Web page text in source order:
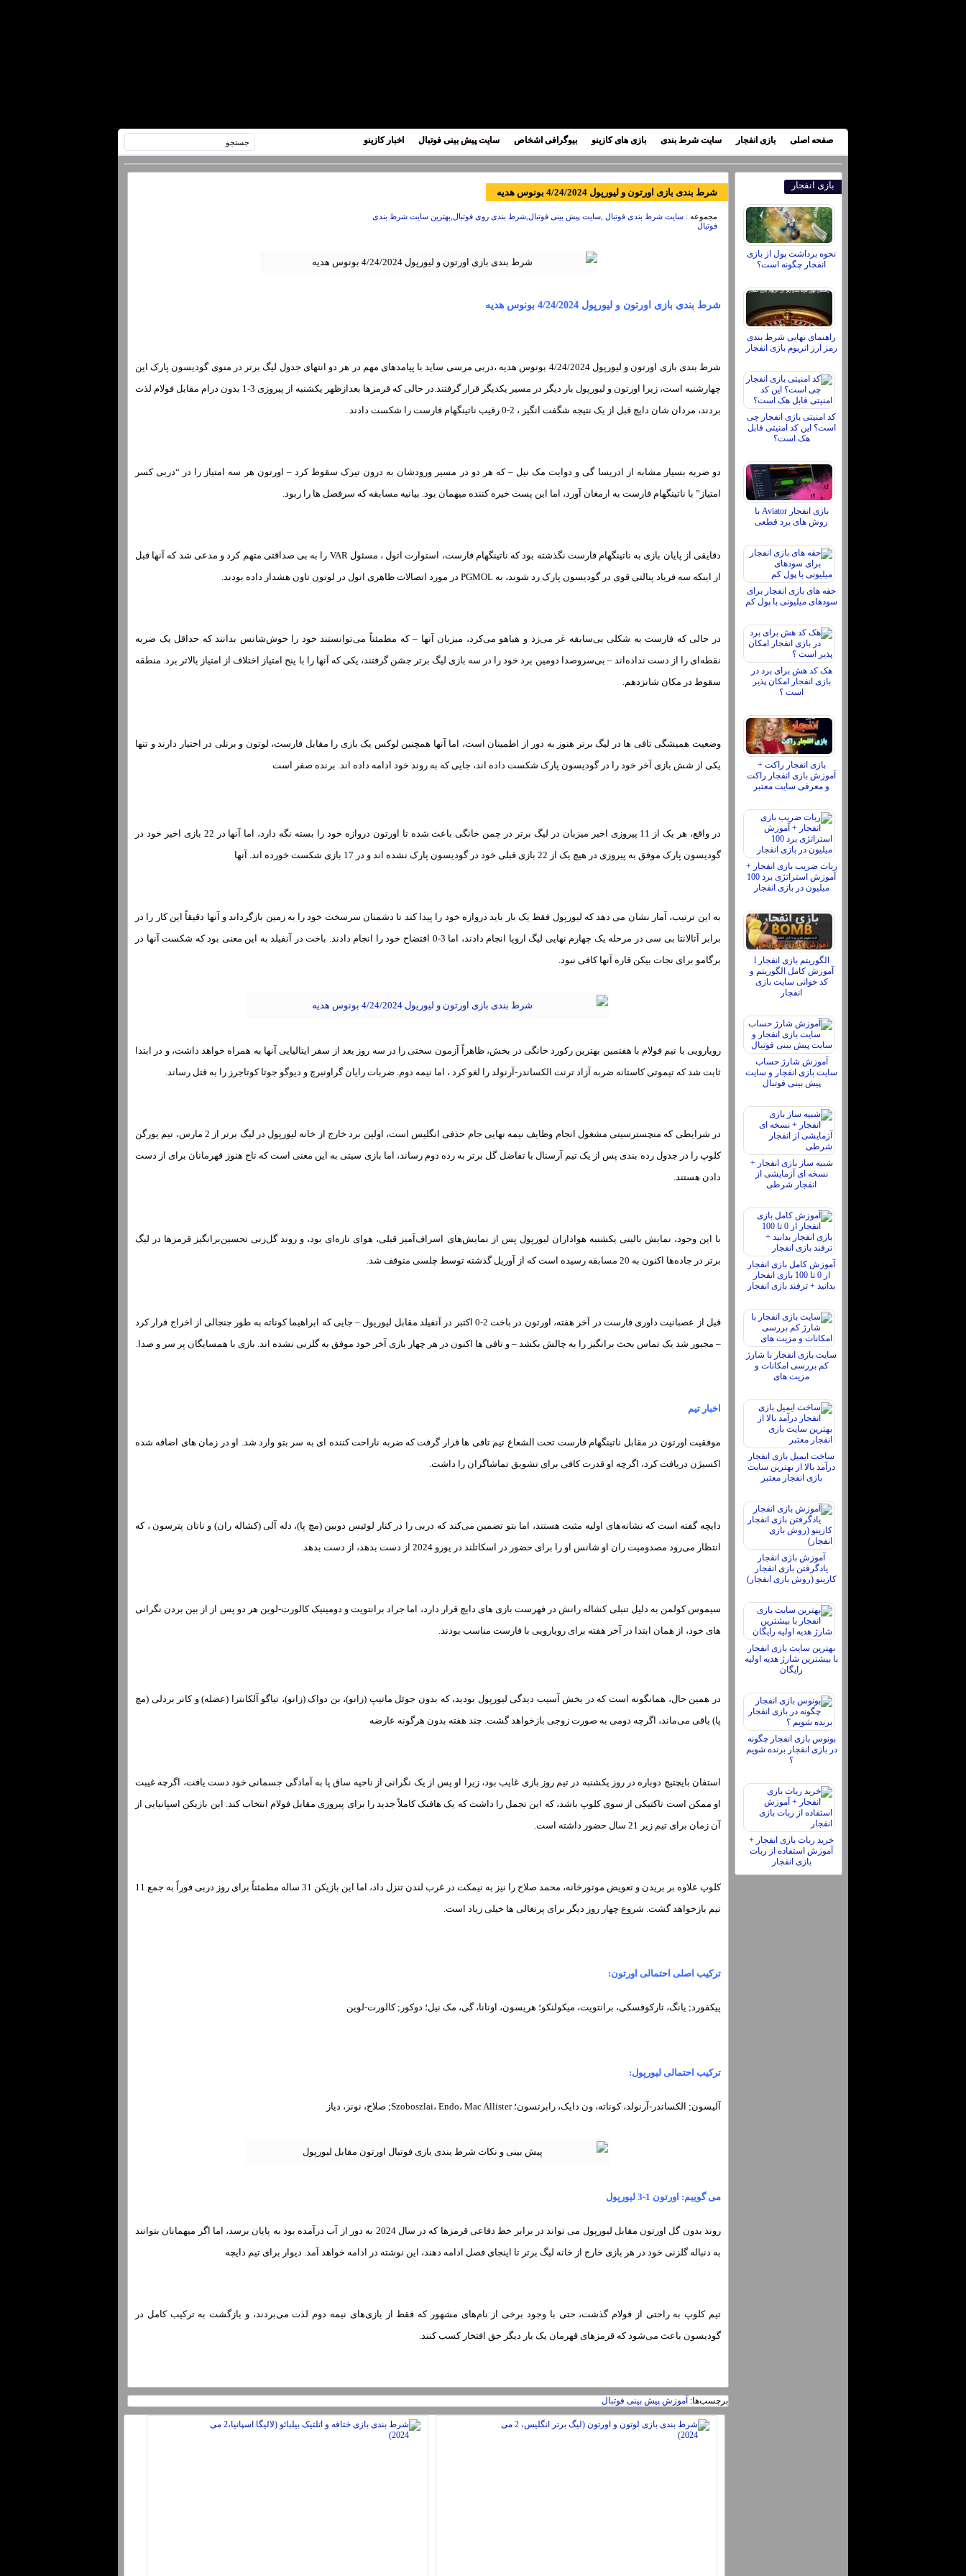
صفحه اصلی بازی انفجار سایت شرط بندی بازی های کازینو بیوگرافی اشخاص سایت پیش بینی فوتبال اخبار کازینو
بازی انفجار
نحوه برداشت پول از بازی
انفجار چگونه است؟
راهنمای نهایی شرط بندی
رمز ارز اتریوم بازی انفجار
کد امنیتی بازی انفجار چی
است؟ این کد امنیتی قابل
هک است؟
بازی انفجار Aviator با
روش های برد قطعی
حقه های بازی انفجار برای
سودهای میلیونی با پول کم
هک کد هش برای برد در
بازی انفجار امکان پذیر
است ؟
بازی انفجار راکت +
آموزش بازی انفجار راکت
و معرفی سایت معتبر
ربات ضریب بازی انفجار +
آموزش استراتژی برد 100
میلیون در بازی انفجار
الگوریتم بازی انفجار l
آموزش کامل الگوریتم و
کد خوانی سایت بازی
انفجار
آموزش شارژ حساب
سایت بازی انفجار و سایت
پیش بینی فوتبال
شبیه ساز بازی انفجار +
نسخه ای آزمایشی از
انفجار شرطی
آموزش کامل بازی انفجار
از 0 تا 100 بازی انفجار
بدانید + ترفند بازی انفجار
سایت بازی انفجار با شارژ
کم بررسی امکانات و
مزیت های
ساخت ایمیل بازی انفجار
درآمد بالا از بهترین سایت
بازی انفجار معتبر
آموزش بازی انفجار
یادگرفتن بازی انفجار
کازینو (روش بازی انفجار)
بهترین سایت بازی انفجار
با بیشترین شارژ هدیه اولیه
رایگان
بونوس بازی انفجار چگونه
در بازی انفجار برنده شویم
؟
خرید ربات بازی انفجار +
آموزش استفاده از ربات
بازی انفجار
شرط بندی بازی اورتون و لیورپول 4/24/2024 بونوس هدیه
مجموعه : سایت شرط بندی فوتبال ,سایت پیش بینی فوتبال,شرط بندی روی فوتبال,بهترین سایت شرط بندی
فوتبال
شرط بندی بازی اورتون و لیورپول 4/24/2024 بونوس هدیه
شرط بندی بازی اورتون و لیورپول 4/24/2024 بونوس هدیه ،دربی مرسی ساید با پیامدهای مهم در هر دو انتهای جدول لیگ برتر در منوی گودیسون پارک این
چهارشنبه است، زیرا اورتون و لیورپول بار دیگر در مسیر یکدیگر قرار گرفتند.در حالی که قرمزها بعدازظهر یکشنبه از پیروزی 3-1 بدون درام مقابل فولام لذت
بردند، مردان شان دایچ قبل از یک نتیجه شگفت انگیز ، 2-0 رقیب ناتینگهام فارست را شکست دادند .
دو ضربه بسیار مشابه از ادریسا گی و دوایت مک نیل – که هر دو در مسیر ورودشان به درون تیرک سقوط کرد – اورتون هر سه امتیاز را در “دربی کسر
امتیاز” با ناتینگهام فارست به ارمغان آورد، اما این پست خیره کننده میهمان بود. بیانیه مسابقه که سرفصل ها را ربود.
دقایقی از پایان بازی به ناتینگهام فارست نگذشته بود که ناتینگهام فارست، استوارت اتول ، مسئول VAR را به بی صداقتی متهم کرد و مدعی شد که آنها قبل
از اینکه سه فریاد پنالتی قوی در گودیسون پارک رد شوند، به PGMOL در مورد اتصالات ظاهری اتول در لوتون تاون هشدار داده بودند.
در حالی که فارست به شکلی بی‌سابقه غر می‌زد و هیاهو می‌کرد، میزبان آنها – که مطمئناً می‌توانستند خود را خوش‌شانس بدانند که حداقل یک ضربه
نقطه‌ای را از دست نداده‌اند – بی‌سروصدا دومین برد خود را در سه بازی لیگ برتر جشن گرفتند، یکی که آنها را با پنج امتیاز اختلاف از امتیاز بالاتر برد. منطقه
سقوط در مکان شانزدهم.
وضعیت همیشگی تافی ها در لیگ برتر هنوز به دور از اطمینان است، اما آنها همچنین لوکس یک بازی را مقابل فارست، لوتون و برنلی در اختیار دارند و تنها
یکی از شش بازی آخر خود را در گودیسون پارک شکست داده اند، جایی که به روند خود ادامه داده اند. برنده صفر است
در واقع، هر یک از 11 پیروزی اخیر میزبان در لیگ برتر در چمن خانگی باعث شده تا اورتون دروازه خود را بسته نگه دارد، اما آنها در 22 بازی اخیر خود در
گودیسون پارک موفق به پیروزی در هیچ یک از 22 بازی قبلی خود در گودیسون پارک نشده اند و در 17 بازی شکست خورده اند. آنها
به این ترتیب، آمار نشان می دهد که لیورپول فقط یک بار باید دروازه خود را پیدا کند تا دشمنان سرسخت خود را به زمین بازگرداند و آنها دقیقاً این کار را در
برابر آتالانتا بی سی در مرحله یک چهارم نهایی لیگ اروپا انجام دادند، اما 3-0 افتضاح خود را انجام دادند. باخت در آنفیلد به این معنی بود که شکست آنها در
برگامو برای نجات بیکن قاره آنها کافی نبود.
رویارویی با تیم فولام با هفتمین بهترین رکورد خانگی در بخش، ظاهراً آزمون سختی را در سه روز بعد از سفر ایتالیایی آنها به همراه خواهد داشت، و در ابتدا
ثابت شد که تیموتی کاستانه ضربه آزاد ترنت الکساندر-آرنولد را لغو کرد ، اما نیمه دوم. ضربات رایان گراونبرچ و دیوگو جوتا کوتاجرز را به قتل رساند.
در شرایطی که منچسترسیتی مشغول انجام وظایف نیمه نهایی جام حذفی انگلیس است، اولین برد خارج از خانه لیورپول در لیگ برتر از 2 مارس، تیم یورگن
کلوپ را در جدول رده بندی پس از یک تیم آرسنال با تفاضل گل برتر به رده دوم رساند، اما بازی سیتی به این معنی است که تاج هنوز قهرمانان برای از دست
دادن هستند.
با این وجود، نمایش بالینی یکشنبه هواداران لیورپول پس از نمایش‌های اسراف‌آمیز قبلی، هوای تازه‌ای بود، و روند گل‌زنی تحسین‌برانگیز قرمزها در لیگ
برتر در جاده‌ها اکنون به 20 مسابقه رسیده است که از آوریل گذشته توسط چلسی متوقف شد.
قبل از عصبانیت داوری فارست در آخر هفته، اورتون در باخت 2-0 اکتبر در آنفیلد مقابل لیورپول – جایی که ابراهیما کوناته به طور جنجالی از اخراج فرار کرد
– مجبور شد یک تماس بحث برانگیز را به چالش بکشد – و تافی ها اکنون در هر چهار بازی آخر خود موفق به گلزنی نشده اند. بازی با همسایگان پر سر و صدا.
اخبار تیم
موفقیت اورتون در مقابل ناتینگهام فارست تحت الشعاع تیم تافی ها قرار گرفت که ضربه ناراحت کننده ای به سر بتو وارد شد. او در زمان های اضافه شده
اکسیژن دریافت کرد، اگرچه او قدرت کافی برای تشویق تماشاگران را داشت.
دایچه گفته است که نشانه‌های اولیه مثبت هستند، اما بتو تضمین می‌کند که دربی را در کنار لوئیس دوبین (مچ پا)، دله آلی (کشاله ران) و ناتان پترسون ، که
انتظار می‌رود مصدومیت ران او شانس او ​​را برای حضور در اسکاتلند در یورو 2024 از دست بدهد، از دست بدهد.
سیموس کولمن به دلیل تنبلی کشاله رانش در فهرست بازی های دایچ قرار دارد، اما جراد برانتویت و دومینیک کالورت-لوین هر دو پس از از بین بردن نگرانی
های خود، از همان ابتدا در آخر هفته برای رویارویی با فارست مناسب بودند.
در همین حال، همانگونه است که در بخش آسیب دیدگی لیورپول بودید، که بدون جوئل ماتیپ (زانو)، بن دواک (زانو)، تیاگو آلکانترا (عضله) و کانر بردلی (مچ
پا) باقی می‌ماند، اگرچه دومی به صورت زوجی بازخواهد گشت. چند هفته بدون هرگونه عارضه
استفان بایچتیچ دوباره در روز یکشنبه در تیم روز بازی غایب بود، زیرا او پس از یک نگرانی از ناحیه ساق پا به آمادگی جسمانی خود دست یافت، اگرچه غیبت
او ممکن است تاکتیکی از سوی کلوپ باشد، که این تجمل را داشت که یک هافبک کاملاً جدید را برای پیروزی مقابل فولام انتخاب کند. این بازیکن اسپانیایی از
آن زمان برای تیم زیر 21 سال حضور داشته است.
کلوپ علاوه بر بریدن و تعویض موتورخانه، محمد صلاح را نیز به نیمکت در غرب لندن تنزل داد، اما این بازیکن 31 ساله مطمئناً برای روز دربی فوراً به جمع 11
تیم بازخواهد گشت. شروع چهار روز دیگر برای پرتغالی ها خیلی زیاد است.
ترکیب اصلی احتمالی اورتون:
پیکفورد; یانگ، تارکوفسکی، برانتویت، میکولنکو؛ هریسون، اونانا، گی، مک نیل؛ دوکور; کالورت-لوین
ترکیب احتمالی لیورپول:
آلیسون; الکساندر-آرنولد، کوناته، ون دایک، رابرتسون؛ Szoboszlai، Endo، Mac Allister; صلاح، نونز، دیاز
می گوییم: اورتون 1-3 لیورپول
روند بدون گل اورتون مقابل لیورپول می تواند در برابر خط دفاعی قرمزها که در سال 2024 به دور از آب درآمده بود به پایان برسد، اما اگر میهمانان بتوانند
به دنباله گلزنی خود در هر بازی خارج از خانه لیگ برتر تا اینجای فصل ادامه دهند، این نوشته در ادامه خواهد آمد. دیوار برای تیم دایچه
تیم کلوپ به راحتی از فولام گذشت، حتی با وجود برخی از نام‌های مشهور که فقط از بازی‌های نیمه دوم لذت می‌بردند، و بازگشت به ترکیب کامل در
گودیسون باعث می‌شود که قرمزهای قهرمان یک بار دیگر حق افتخار کسب کنند.
برچسب‌ها: آموزش پیش بینی فوتبال